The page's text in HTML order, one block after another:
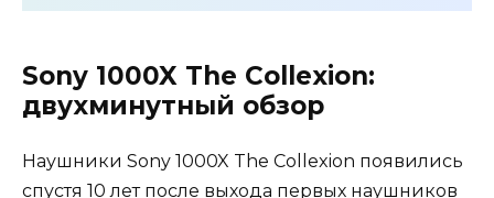
Sony 1000X The Collexion:
двухминутный обзор
Наушники Sony 1000X The Collexion появились
спустя 10 лет после выхода первых наушников